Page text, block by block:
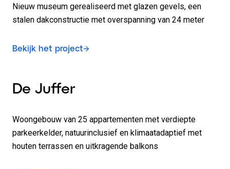
Nieuw museum gerealiseerd met glazen gevels, een
stalen dakconstructie met overspanning van 24 meter
Bekijk het project
De Juffer
Woongebouw van 25 appartementen met verdiepte
parkeerkelder, natuurinclusief en klimaatadaptief met
houten terrassen en uitkragende balkons